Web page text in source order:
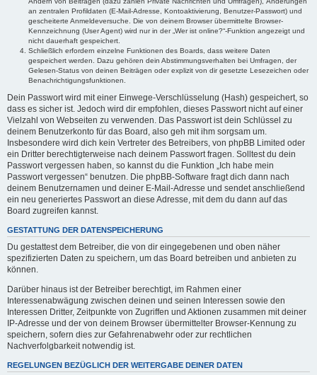
an zentralen Profildaten (E-Mail-Adresse, Kontoaktivierung, Benutzer-Passwort) und
gescheiterte Anmeldeversuche. Die von deinem Browser übermittelte Browser-
Kennzeichnung (User Agent) wird nur in der „Wer ist online?“-Funktion angezeigt und
nicht dauerhaft gespeichert.
Schließlich erfordern einzelne Funktionen des Boards, dass weitere Daten
gespeichert werden. Dazu gehören dein Abstimmungsverhalten bei Umfragen, der
Gelesen-Status von deinen Beiträgen oder explizit von dir gesetzte Lesezeichen oder
Benachrichtigungsfunktionen.
Dein Passwort wird mit einer Einwege-Verschlüsselung (Hash) gespeichert, so
dass es sicher ist. Jedoch wird dir empfohlen, dieses Passwort nicht auf einer
Vielzahl von Webseiten zu verwenden. Das Passwort ist dein Schlüssel zu
deinem Benutzerkonto für das Board, also geh mit ihm sorgsam um.
Insbesondere wird dich kein Vertreter des Betreibers, von phpBB Limited oder
ein Dritter berechtigterweise nach deinem Passwort fragen. Solltest du dein
Passwort vergessen haben, so kannst du die Funktion „Ich habe mein
Passwort vergessen“ benutzen. Die phpBB-Software fragt dich dann nach
deinem Benutzernamen und deiner E-Mail-Adresse und sendet anschließend
ein neu generiertes Passwort an diese Adresse, mit dem du dann auf das
Board zugreifen kannst.
GESTATTUNG DER DATENSPEICHERUNG
Du gestattest dem Betreiber, die von dir eingegebenen und oben näher
spezifizierten Daten zu speichern, um das Board betreiben und anbieten zu
können.
Darüber hinaus ist der Betreiber berechtigt, im Rahmen einer
Interessenabwägung zwischen deinen und seinen Interessen sowie den
Interessen Dritter, Zeitpunkte von Zugriffen und Aktionen zusammen mit deiner
IP-Adresse und der von deinem Browser übermittelter Browser-Kennung zu
speichern, sofern dies zur Gefahrenabwehr oder zur rechtlichen
Nachverfolgbarkeit notwendig ist.
REGELUNGEN BEZÜGLICH DER WEITERGABE DEINER DATEN